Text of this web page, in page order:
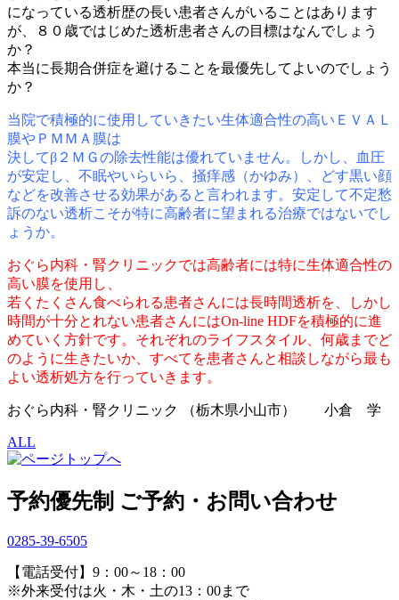
になっている透析歴の長い患者さんがいることはあります
が、８０歳ではじめた透析患者さんの目標はなんでしょう
か？
本当に長期合併症を避けることを最優先してよいのでしょう
か？
当院で積極的に使用していきたい生体適合性の高いＥＶＡＬ
膜やＰＭＭＡ膜は
決してβ２ＭＧの除去性能は優れていません。しかし、血圧
が安定し、不眠やいらいら、掻痒感（かゆみ）、どす黒い顔
などを改善させる効果があると言われます。安定して不定愁
訴のない透析こそが特に高齢者に望まれる治療ではないでし
ょうか。
おぐら内科・腎クリニックでは高齢者には特に生体適合性の
高い膜を使用し、
若くたくさん食べられる患者さんには長時間透析を、しかし
時間が十分とれない患者さんにはOn-line HDFを積極的に進
めていく方針です。それぞれのライフスタイル、何歳までど
のように生きたいか、すべてを患者さんと相談しながら最も
よい透析処方を行っていきます。
おぐら内科・腎クリニック （栃木県小山市） 小倉 学
ALL
予約優先制 ご予約・お問い合わせ
0285-39-6505
【電話受付】9：00～18：00
※外来受付は火・木・土の13：00まで